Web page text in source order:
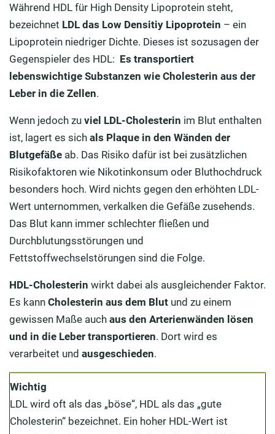
Während HDL für High Density Lipoprotein steht,
bezeichnet LDL das Low Densitiy Lipoprotein – ein
Lipoprotein niedriger Dichte. Dieses ist sozusagen der
Gegenspieler des HDL: Es transportiert
lebenswichtige Substanzen wie Cholesterin aus der
Leber in die Zellen.
Wenn jedoch zu viel LDL-Cholesterin im Blut enthalten
ist, lagert es sich als Plaque in den Wänden der
Blutgefäße ab. Das Risiko dafür ist bei zusätzlichen
Risikofaktoren wie Nikotinkonsum oder Bluthochdruck
besonders hoch. Wird nichts gegen den erhöhten LDL-
Wert unternommen, verkalken die Gefäße zusehends.
Das Blut kann immer schlechter fließen und
Durchblutungsstörungen und
Fettstoffwechselstörungen sind die Folge.
HDL-Cholesterin wirkt dabei als ausgleichender Faktor.
Es kann Cholesterin aus dem Blut und zu einem
gewissen Maße auch aus den Arterienwänden lösen
und in die Leber transportieren. Dort wird es
verarbeitet und ausgeschieden.
Wichtig
LDL wird oft als das „böse“, HDL als das „gute
Cholesterin“ bezeichnet. Ein hoher HDL-Wert ist